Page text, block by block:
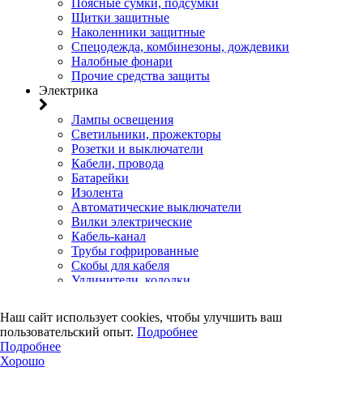
Щитки защитные
Наколенники защитные
Спецодежда, комбинезоны, дождевики
Налобные фонари
Прочие средства защиты
Электрика
Лампы освещения
Светильники, прожекторы
Розетки и выключатели
Кабели, провода
Батарейки
Изолента
Автоматические выключатели
Вилки электрические
Кабель-канал
Трубы гофрированные
Скобы для кабеля
Удлинители, колодки
Счетчики электроэнергии
Электротовары прочего назначения
Двери, сейф
Наш сайт использует cookies, чтобы улучшить ваш
пользовательский опыт. Подробнее
Подробнее
Хорошо